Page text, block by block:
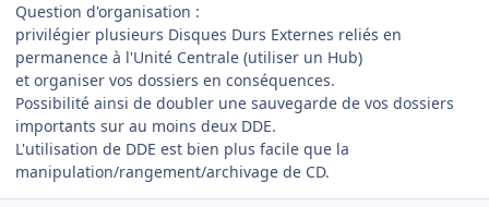
Question d'organisation :
privilégier plusieurs Disques Durs Externes reliés en
permanence à l'Unité Centrale (utiliser un Hub)
et organiser vos dossiers en conséquences.
Possibilité ainsi de doubler une sauvegarde de vos dossiers
importants sur au moins deux DDE.
L'utilisation de DDE est bien plus facile que la
manipulation/rangement/archivage de CD.